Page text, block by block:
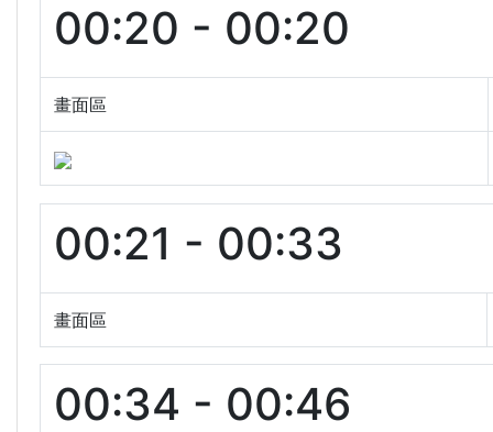
00:20 - 00:20
畫面區
00:21 - 00:33
畫面區
00:34 - 00:46